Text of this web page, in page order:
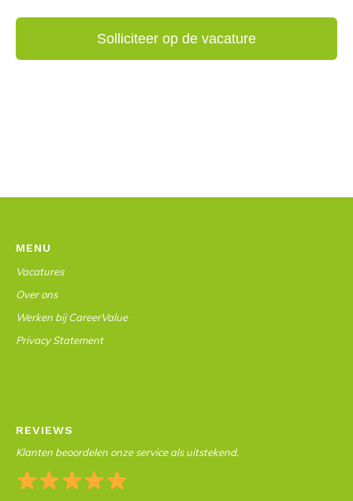
MENU
Vacatures
Over ons
Werken bij CareerValue
Privacy Statement
REVIEWS
Klanten beoordelen onze service als uitstekend.